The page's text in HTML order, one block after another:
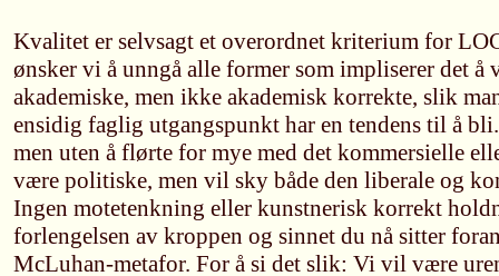
Kvalitet er selvsagt et overordnet kriterium for
ønsker vi å unngå alle former som impliserer det
akademiske, men ikke akademisk korrekte, slik
ensidig faglig utgangspunkt har en tendens til å
men uten å flørte for mye med det kommersielle
være politiske, men vil sky både den liberale og
Ingen motetenkning eller kunstnerisk korrekt
forlengelsen av kroppen og sinnet du nå sitter
McLuhan-metafor. For å si det slik: Vi vil være